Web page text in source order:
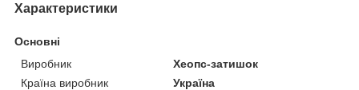
Характеристики
Основні
Виробник
Хеопс-затишок
Країна виробник
Україна